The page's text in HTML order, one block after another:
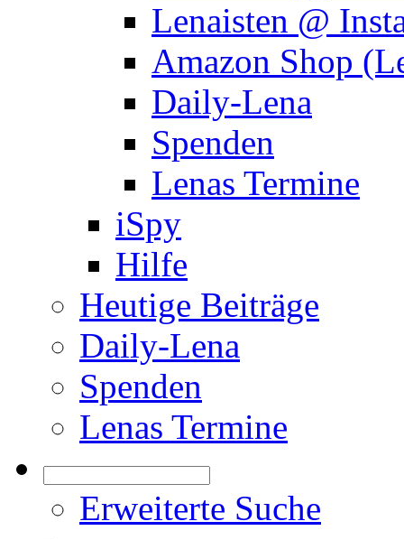
Lenaisten @
Amazon Shop
Daily-Lena
Spenden
Lenas Termine
iSpy
Hilfe
Heutige Beiträge
Daily-Lena
Spenden
Lenas Termine
Erweiterte Suche